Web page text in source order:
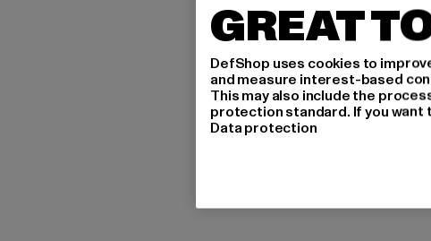
GREAT
DefShop uses cookies to
and measure interest-based
This may also include the
protection standard. If you want
Data protection